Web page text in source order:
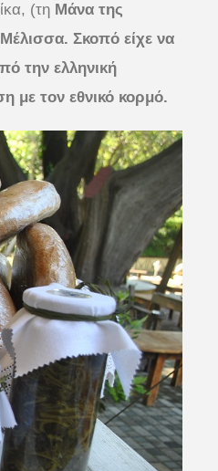
(τη Μάνα της
Σκοπό είχε να
την ελληνική
με τον εθνικό κορμό.